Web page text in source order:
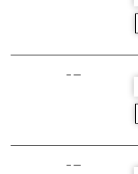
—-
—-